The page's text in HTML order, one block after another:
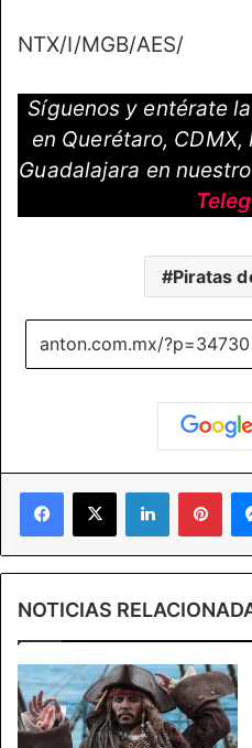
NTX/I/MGB/AES/
Síguenos y entérate
en Querétaro,
Guadalajara en
Piratas
NOTICIAS